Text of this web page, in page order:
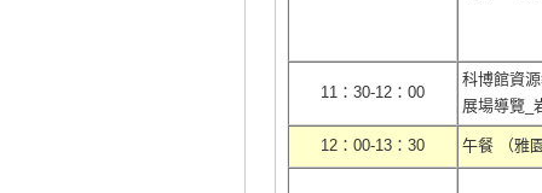
11 ： 30-12 ： 00
科博館資
展場導覽 _
12 ： 00-13 ： 30 午餐 （雅